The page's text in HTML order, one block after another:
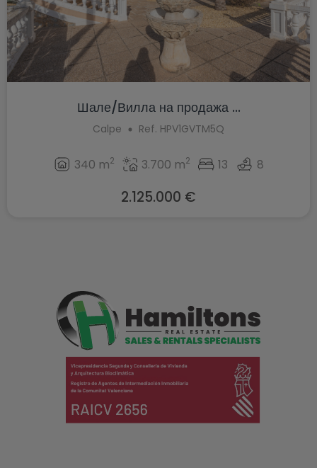
Шале/Вилла на продажа ...
Calpe Ref. HPV1GVTM5Q
340 m2 3.700 m2 13 8
2.125.000 €